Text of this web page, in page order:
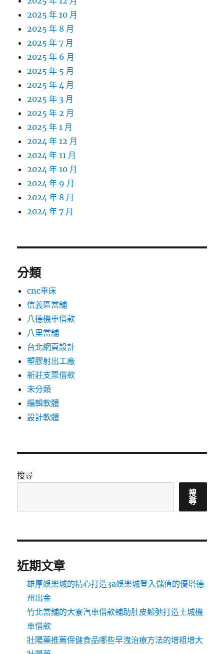
2025 年 10 月
2025 年 8 月
2025 年 7 月
2025 年 6 月
2025 年 5 月
2025 年 4 月
2025 年 3 月
2025 年 2 月
2025 年 1 月
2024 年 12 月
2024 年 11 月
2024 年 10 月
2024 年 9 月
2024 年 8 月
2024 年 7 月
分類
cnc車床
信義區當舖
八德機車借款
八里當舖
台北網頁設計
塑膠射出工廠
新莊支票借款
未分類
編輯軟體
設計軟體
搜尋
搜
尋
近期文章
雄厚娛樂城的精心打造3a娛樂城登入儲值的優塔德
州出金
竹北當舖的大寮汽車借款輔助肚皮鬆弛打造土城機
車借款
壯陽藥推薦保健食品哪些早洩治療方法的增粗增大